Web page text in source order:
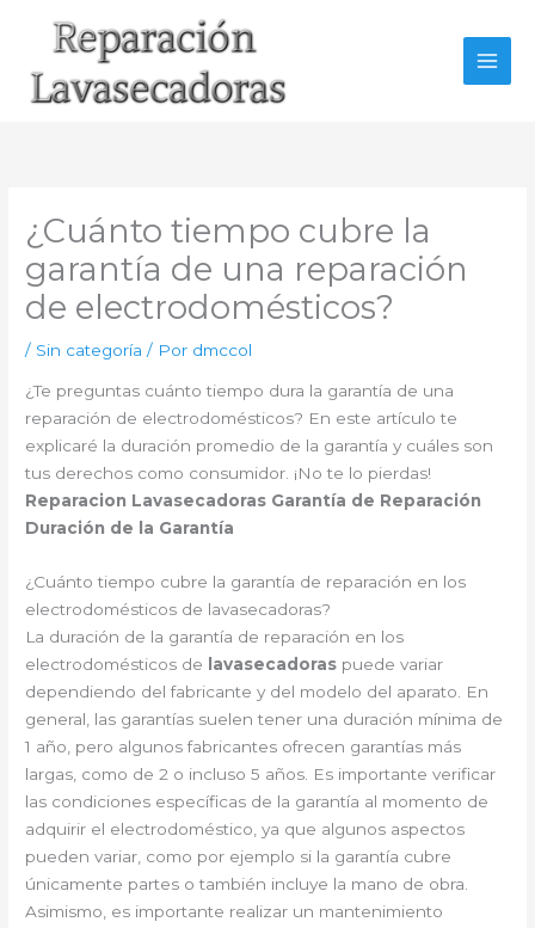
¿Cuánto tiempo cubre la
garantía de una reparación
de electrodomésticos?
/ Sin categoría / Por dmccol
¿Te preguntas cuánto tiempo dura la garantía de una
reparación de electrodomésticos? En este artículo te
explicaré la duración promedio de la garantía y cuáles son
tus derechos como consumidor. ¡No te lo pierdas!
Reparacion Lavasecadoras Garantía de Reparación
Duración de la Garantía
¿Cuánto tiempo cubre la garantía de reparación en los
electrodomésticos de lavasecadoras?
La duración de la garantía de reparación en los
electrodomésticos de
lavasecadoras puede variar
dependiendo del fabricante y del modelo del aparato. En
general, las garantías suelen tener una duración mínima de
1 año, pero algunos fabricantes ofrecen garantías más
largas, como de 2 o incluso 5 años. Es importante verificar
las condiciones específicas de la garantía al momento de
adquirir el electrodoméstico, ya que algunos aspectos
pueden variar, como por ejemplo si la garantía cubre
únicamente partes o también incluye la mano de obra.
Asimismo, es importante realizar un mantenimiento